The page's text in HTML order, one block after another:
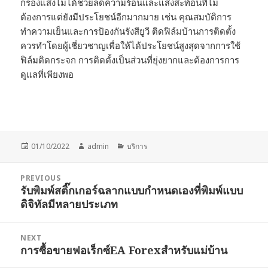
กรองแสงไม่ได้ช่วยลดความร้อนและแสงสะท้อนที่ไม่
ต้องการแต่ยังมีประโยชน์อีกมากมาย เช่น คุณสมบัติการ
ทำความเย็นและการป้องกันรังสียูวี ติดฟิล์มบ้านการติดตั้ง
ควรทำโดยผู้เชี่ยวชาญเพื่อให้ได้ประโยชน์สูงสุดจากการใช้
ฟิล์มติดกระจก การติดตั้งเป็นส่วนที่ยุ่งยากและต้องการการ
ดูแลที่เพียงพอ
Posted
01/10/2022 Author
admin Categories
บริการ
navigation
PREVIOUS
Previous
post:
รับพิมพ์สติ๊กเกอร์ฉลากแบบกำหนดเองที่พิมพ์แบบ
ดิจิทัลมีหลายประเภท
NEXT
Next
การซื้อขายฟอเร็กซ์EA Forexสำหรับแม่บ้าน